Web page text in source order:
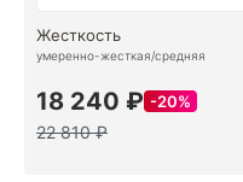
Жесткость
умеренно-жесткая/средняя
18 240 ₽ 20%
22 810 ₽